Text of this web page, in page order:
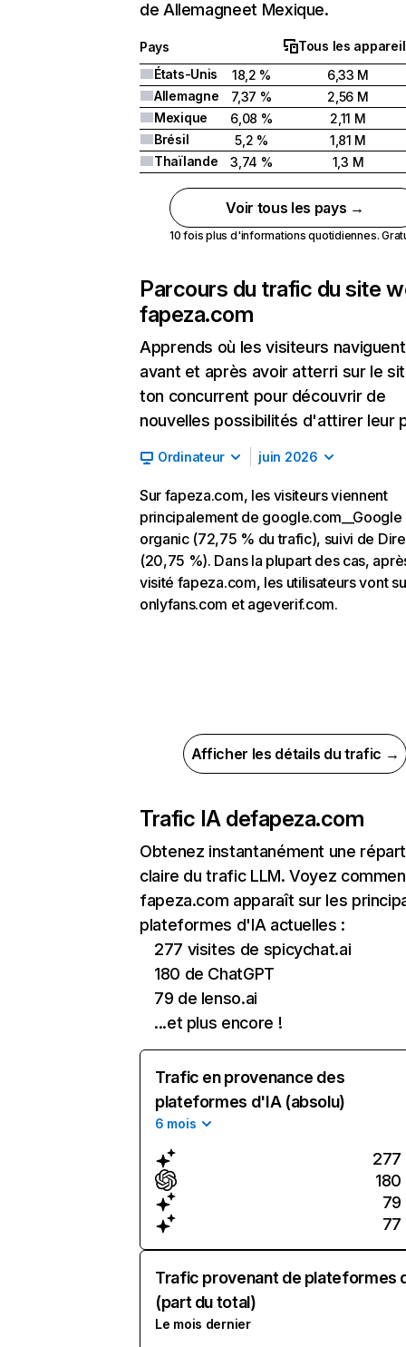
de Allemagneet Mexique.
Pays
Tous les
États-Unis
18,2 %
6,33 M
Allemagne
7,37 %
2,56 M
Mexique
6,08 %
2,11 M
Brésil
5,2 %
1,81 M
Thaïlande
3,74 % 1,3 M
Voir tous les pays →
10 fois plus d'informations quotidiennes.
Parcours du trafic du site
fapeza.com
Apprends où les visiteurs naviguent
avant et après avoir atterri sur le
ton concurrent pour découvrir de
nouvelles possibilités d'attirer leur
Ordinateur juin 2026
Sur fapeza.com, les visiteurs viennent
principalement de google.com__Google
organic (72,75 % du trafic), suivi de
(20,75 %). Dans la plupart des cas,
visité fapeza.com, les utilisateurs vont
onlyfans.com et ageverif.com.
Afficher les détails du trafic →
Trafic IA defapeza.com
Obtenez instantanément une
claire du trafic LLM. Voyez
fapeza.com apparaît sur les
plateformes d'IA actuelles :
277 visites de spicychat.ai
180 de ChatGPT
79 de lenso.ai
...et plus encore !
Trafic en provenance des
plateformes d'IA (absolu)
6 mois
277
180
79
77
Trafic provenant de plateformes
(part du total)
Le mois dernier